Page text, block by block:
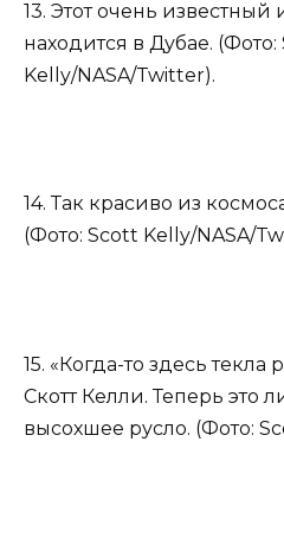
13. Этот очень известный
находится в Дубае. (Фото:
Kelly/NASA/Twitter).
14. Так красиво из
(Фото: Scott Kelly/NASA/
15. «Когда-то здесь текла
Скотт Келли. Теперь это
высохшее русло. (Фото: